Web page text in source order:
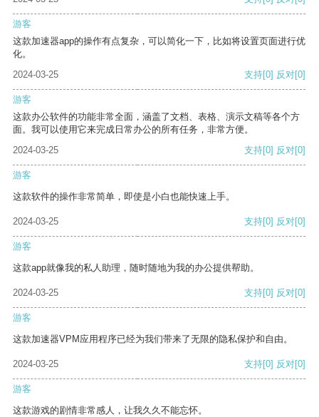
游客
这款加速器app的操作有点复杂，可以简化一下，比如将设置页面进行优
化。
2024-03-25
支持[0] 反对[0]
游客
这款办公软件的功能非常全面，涵盖了文档、表格、演示文稿等各个方
面。我可以使用它来完成日常办公的所有任务，非常方便。
2024-03-25
支持[0] 反对[0]
游客
这款软件的操作非常简单，即使是小白也能快速上手。
2024-03-25 支持[0] 反对[0]
游客
这款app就像我的私人助理，随时随地为我的办公提供帮助。
2024-03-25 支持[0] 反对[0]
游客
这款加速器VPM应用程序已经为我们带来了无限的隐私保护和自由。
2024-03-25 支持[0] 反对[0]
游客
这款游戏的剧情非常感人，让我久久不能忘怀。